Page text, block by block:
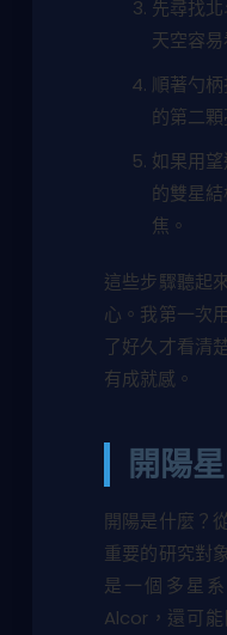
先尋找
天空容
順著勺
的第二
如果用
的雙星
焦。
這些步驟聽起
心。我第一次
了好久才看清
有成就感。
開陽
開陽是什麼？
重要的研究對
是一個多星
Alcor，還可